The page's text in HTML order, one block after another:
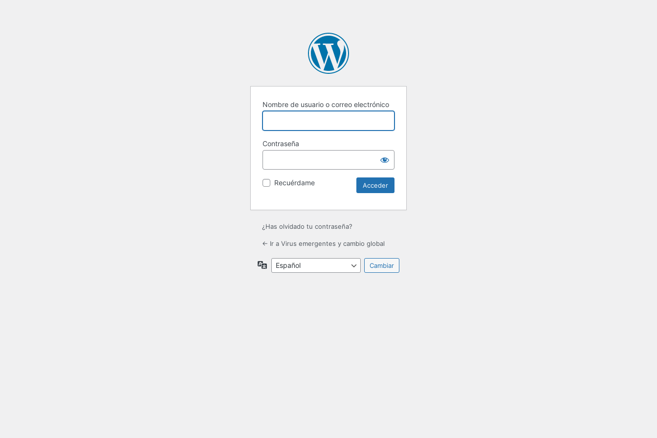
Nombre de usuario o correo electrónico
Contraseña
Recuérdame
¿Has olvidado tu contraseña?
← Ir a Virus emergentes y cambio global
Idioma